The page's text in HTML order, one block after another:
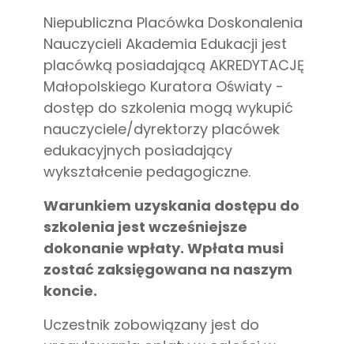
Niepubliczna Placówka Doskonalenia
Nauczycieli Akademia Edukacji jest
placówką posiadającą AKREDYTACJĘ
Małopolskiego Kuratora Oświaty -
dostęp do szkolenia mogą wykupić
nauczyciele/dyrektorzy placówek
edukacyjnych posiadający
wykształcenie pedagogiczne.
Warunkiem uzyskania dostępu do
szkolenia jest wcześniejsze
dokonanie wpłaty. Wpłata musi
zostać zaksięgowana na naszym
koncie.
Uczestnik zobowiązany jest do